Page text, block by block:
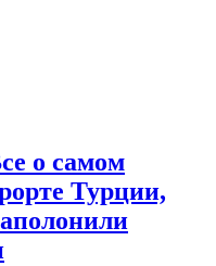
о самом
Турции,